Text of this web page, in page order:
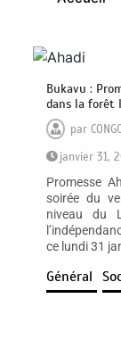
Bukavu :
dans la forêt
par
janvier 31,
Promesse
soirée du
niveau du
ce lundi 31
Général